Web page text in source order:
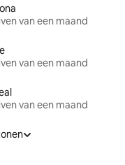
van een maand
van een maand
van een maand